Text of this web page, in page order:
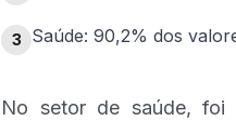
3 Saúde: 90,2% dos
No setor de saúde, foi